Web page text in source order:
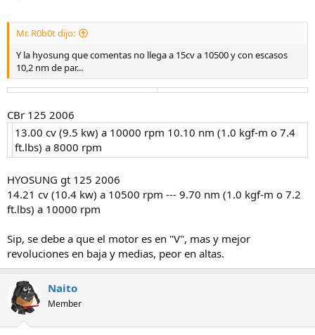
Mr. R0b0t dijo:
Y la hyosung que comentas no llega a 15cv a 10500 y con escasos
10,2 nm de par...
CBr 125 2006
13.00 cv (9.5 kw) a 10000 rpm 10.10 nm (1.0 kgf-m o 7.4
ft.lbs) a 8000 rpm
HYOSUNG gt 125 2006
14.21 cv (10.4 kw) a 10500 rpm --- 9.70 nm (1.0 kgf-m o 7.2
ft.lbs) a 10000 rpm
Sip, se debe a que el motor es en "V", mas y mejor
revoluciones en baja y medias, peor en altas.
Naito
Member